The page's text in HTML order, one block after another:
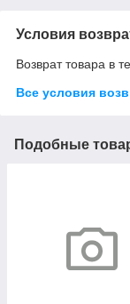
Условия
Возврат товара в
Все условия
Подобные